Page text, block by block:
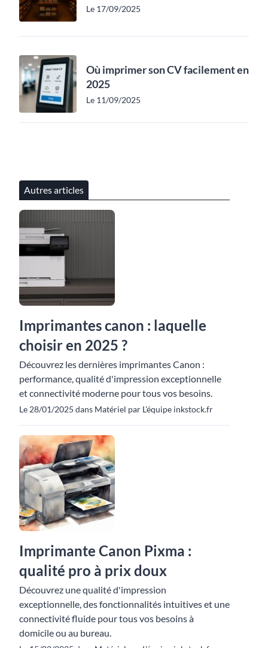
Le 17/09/2025
Où imprimer son CV facilement en
2025
Le 11/09/2025
Autres articles
Imprimantes canon : laquelle
choisir en 2025 ?
Découvrez les dernières imprimantes Canon :
performance, qualité d'impression exceptionnelle
et connectivité moderne pour tous vos besoins.
Le 28/01/2025 dans Matériel par L'équipe inkstock.fr
Imprimante Canon Pixma :
qualité pro à prix doux
Découvrez une qualité d'impression
exceptionnelle, des fonctionnalités intuitives et une
connectivité fluide pour tous vos besoins à
domicile ou au bureau.